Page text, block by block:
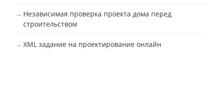
Независимая проверка проекта дома перед
строительством
XML задание на проектирование онлайн